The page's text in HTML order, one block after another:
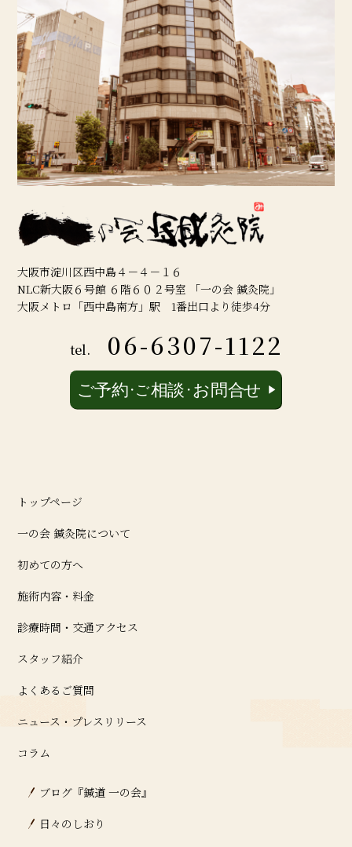
大阪市淀川区西中島４－４－１６
NLC新大阪６号館 ６階６０２号室 「一の会 鍼灸院」
大阪メトロ「西中島南方」駅 1番出口より徒歩4分
tel. 06-6307-1122
トップページ
一の会 鍼灸院について
初めての方へ
施術内容・料金
診療時間・交通アクセス
スタッフ紹介
よくあるご質問
ニュース・プレスリリース
コラム
ブログ『鍼道 ⼀の会』
日々のしおり